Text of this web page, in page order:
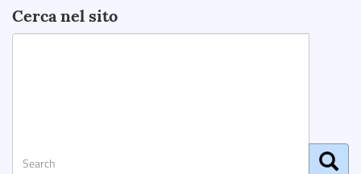
Cerca nel sito